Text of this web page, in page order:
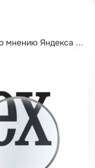
мнению Яндекса ...